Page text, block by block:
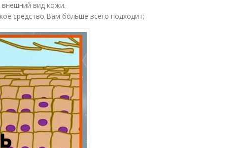
вид кожи.
средство Вам больше всего подходит;